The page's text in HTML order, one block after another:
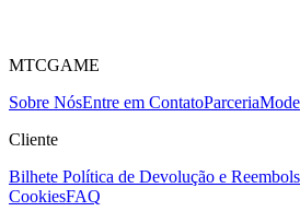
MTCGAME
Sobre NósEntre em ContatoParceria
Cliente
Bilhete Política de Devolução e
CookiesFAQ